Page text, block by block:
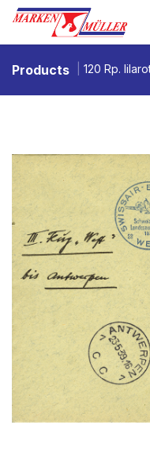
Zum Inhalt springen
Products 120 Rp.